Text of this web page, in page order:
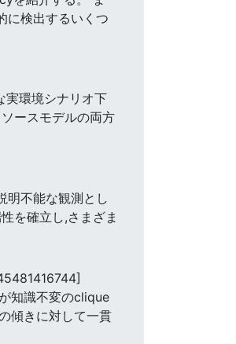
に検出するいくつ
実環境シナリオ下
ースモデルの両方
明不能な観測とし
を確立し,さまざま
知識不変のclique
傾きに対して一貫